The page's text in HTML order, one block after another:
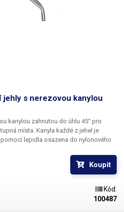
jehly s nerezovou kanylou
kanylou zahnutou do úhlu 45° pro
místa. Kanyla každé z jehel je
lepidla osazena do nylonového
závitem ke spolehlivému a rychlému
stříkačce nebo ručnímu dávkovači.
Koupit
Kód:
100487